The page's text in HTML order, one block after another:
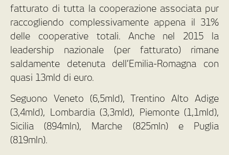
fatturato di tutta la cooperazione associata pur
raccogliendo complessivamente appena il 31%
delle cooperative totali. Anche nel 2015 la
leadership nazionale (per fatturato) rimane
saldamente detenuta dell’Emilia-Romagna con
quasi 13mld di euro.
Seguono Veneto (6,5mld), Trentino Alto Adige
(3,4mld), Lombardia (3,3mld), Piemonte (1,1mld),
Sicilia (894mln), Marche (825mln) e Puglia
(819mln).